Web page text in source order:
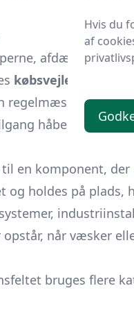
afdækker vi
købsvejledning
regelmæssige
håber vi at
en komponent,
og holdes på
når væsker
bruges flere
Hvis du
af